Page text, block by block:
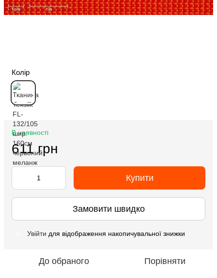
Колір
В наявності
611 грн
Купити
Замовити швидко
Увійти для відображення накопичувальної знижки
До обраного Порівняти